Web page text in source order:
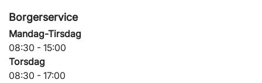
Borgerservice
Mandag-Tirsdag
08:30 - 15:00
Torsdag
08:30 - 17:00